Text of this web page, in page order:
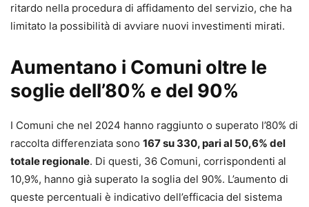
ritardo nella procedura di affidamento del servizio, che ha
limitato la possibilità di avviare nuovi investimenti mirati.
Aumentano i Comuni oltre le
soglie dell’80% e del 90%
I Comuni che nel 2024 hanno raggiunto o superato l’80% di
raccolta differenziata sono 167 su 330, pari al 50,6% del
totale regionale. Di questi, 36 Comuni, corrispondenti al
10,9%, hanno già superato la soglia del 90%. L’aumento di
queste percentuali è indicativo dell’efficacia del sistema